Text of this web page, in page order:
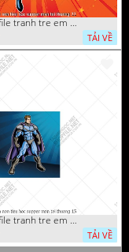
file tranh tre em mam non tieu hoc supper man toi thuong 22
TẢI VỀ
file tranh tre em mam non tieu hoc supper man toi thuong 15
TẢI VỀ